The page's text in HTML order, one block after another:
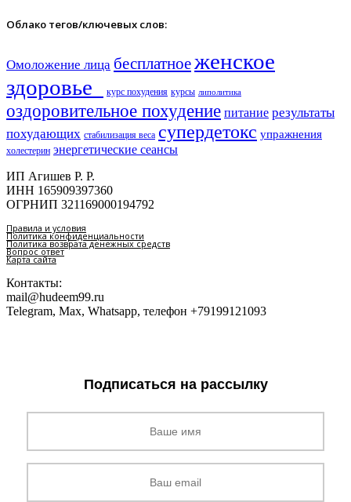
Облако тегов/ключевых слов:
Омоложение лица бесплатноеженское
здоровье​
курс похудения курсы липолитика
оздоровительное похудение питание результаты
похудающих стабилизация веса супердетокс упражнения
холестерин энергетические сеансы
ИП Агишев Р. Р.
ИНН 165909397360
ОГРНИП 321169000194792
Правила и условия
Политика конфиденциальности
Политика возврата денежных средств
Вопрос ответ
Карта сайта
Контакты:
mail@hudeem99.ru
Telegram, Max, Whatsapp, телефон +79199121093
Подписаться на рассылку